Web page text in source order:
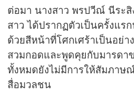
ต่อมา นางสาว พรปวีณ์ นีระ
สาว ได้ปรากฏตัวเป็นครั้งแร
ด้วยสีหน้าที่โศกเศร้าเป็นอย่า
สวมกอดและพูดคุยกับมารดา
ทั้งหมดยังไม่มีการให้สัมภาษ
สื่อมวลชน